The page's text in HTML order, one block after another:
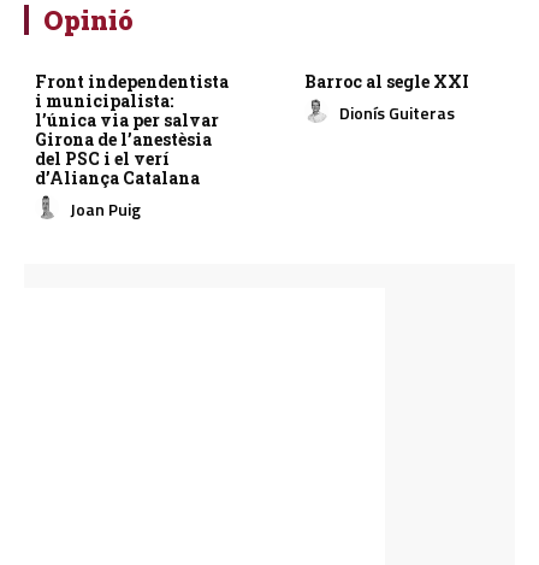
Opinió
Front independentista
i municipalista:
l’única via per salvar
Girona de l’anestèsia
del PSC i el verí
d’Aliança Catalana
Joan Puig
Barroc al segle XXI
Dionís Guiteras